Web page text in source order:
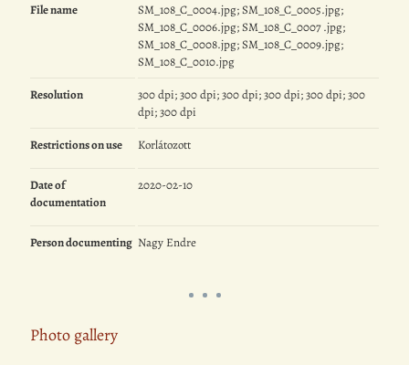
File name
SM_108_C_0004.jpg; SM_108_C_0005.jpg;
SM_108_C_0006.jpg; SM_108_C_0007 .jpg;
SM_108_C_0008.jpg; SM_108_C_0009.jpg;
SM_108_C_0010.jpg
Resolution
300 dpi; 300 dpi; 300 dpi; 300 dpi; 300 dpi; 300
dpi; 300 dpi
Restrictions on use Korlátozott
Date of
documentation
2020-02-10
Person documenting Nagy Endre
Photo gallery